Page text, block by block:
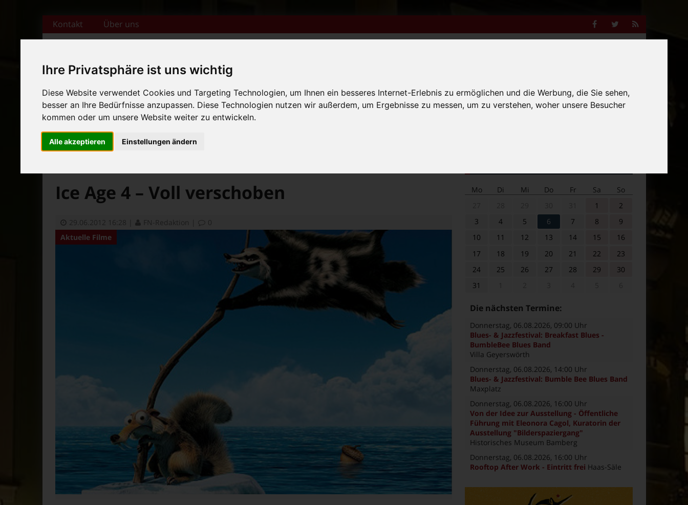
Ihre Privatsphäre ist uns wichtig
Diese Website verwendet Cookies und Targeting Technologien, um Ihnen ein besseres Internet-Erlebnis zu ermöglichen und die Werbung, die Sie sehen,
besser an Ihre Bedürfnisse anzupassen. Diese Technologien nutzen wir außerdem, um Ergebnisse zu messen, um zu verstehen, woher unsere Besucher
kommen oder um unsere Website weiter zu entwickeln.
Alle akzeptieren Einstellungen ändern
Zum Inhalt springen
Kontakt Über uns Facebook
Twitter
Feed
Startseite Magazin Veranstaltungskalender Kleinanzeigen FN-Ausgaben online lesen
Suche
News-Ticker:
+++ Bamberger Biertage vom 6. bis 9. August +++
+++ Blues- und Jazzfestival vom 31.7. bis 9.8. +++
Ice Age 4 – Voll verschoben
29.06.2012 16:28 FN-Redaktion
0
Aktuelle Filme
Mo Di Mi Do Fr Sa
So
1
2
3
4 5 6 7 8
9
10
11 12 13 14 15
16
17
18 19 20 21 22
23
24
25 26 27 28 29
30
31
Die nächsten Termine:
Donnerstag, 06.08.2026, 09:00 Uhr
Blues- & Jazzfestival: Breakfast Blues -
BumbleBee Blues Band
Villa Geyerswörth
Donnerstag, 06.08.2026, 14:00 Uhr
Blues- & Jazzfestival: Bumble Bee Blues Band
Maxplatz
Donnerstag, 06.08.2026, 16:00 Uhr
Von der Idee zur Ausstellung - Öffentliche
Führung mit Eleonora Cagol, Kuratorin der
Ausstellung "Bilderspaziergang"
Historisches Museum Bamberg
Donnerstag, 06.08.2026, 16:00 Uhr
Rooftop After Work - Eintritt frei Haas-Säle